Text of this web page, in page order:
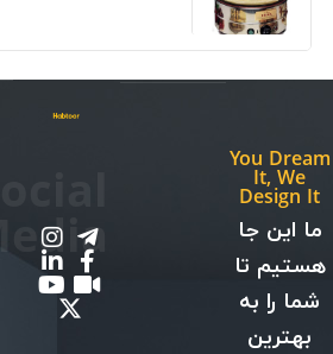
You Dream
It, We
Design It
ما این جا
هستیم تا
شما را به
بهترین